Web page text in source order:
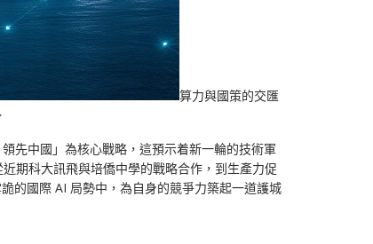
算力與國策的交匯
先中國」為核心戰略，這預示着新一輪的技術軍
期科大訊飛與培僑中學的戰略合作，到生產力促
的國際 AI 局勢中，為自身的競爭力築起一道護城